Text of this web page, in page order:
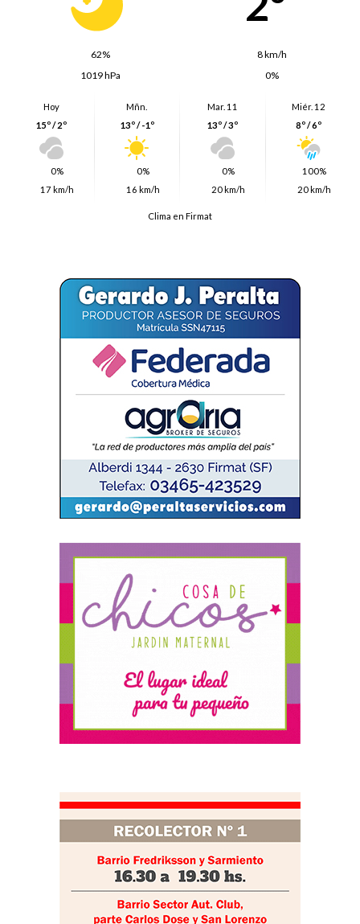
62%
8 km/h
1019 hPa
0%
Hoy
15º / 2º
0%
17 km/h
Mñn.
13º / -1º
0%
16 km/h
Mar. 11
13º / 3º
0%
20 km/h
Miér. 12
8º / 6º
100%
20 km/h
Clima en Firmat